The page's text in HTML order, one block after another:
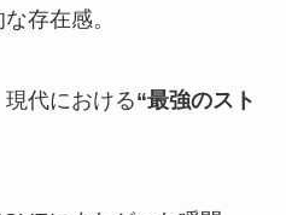
存在感。
代における“最強のスト